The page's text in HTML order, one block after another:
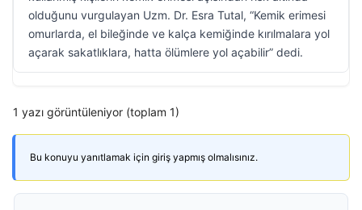
olduğunu vurgulayan Uzm. Dr. Esra Tutal, “Kemik erimesi
omurlarda, el bileğinde ve kalça kemiğinde kırılmalara yol
açarak sakatlıklara, hatta ölümlere yol açabilir” dedi.
1 yazı görüntüleniyor (toplam 1)
Bu konuyu yanıtlamak için giriş yapmış olmalısınız.